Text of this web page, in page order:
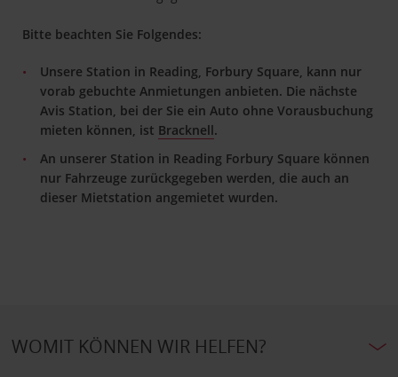
Bitte beachten Sie Folgendes:
Unsere Station in Reading, Forbury Square, kann nur
vorab gebuchte Anmietungen anbieten. Die nächste
Avis Station, bei der Sie ein Auto ohne Vorausbuchung
mieten können, ist Bracknell.
An unserer Station in Reading Forbury Square können
nur Fahrzeuge zurückgegeben werden, die auch an
dieser Mietstation angemietet wurden.
WOMIT KÖNNEN WIR HELFEN?